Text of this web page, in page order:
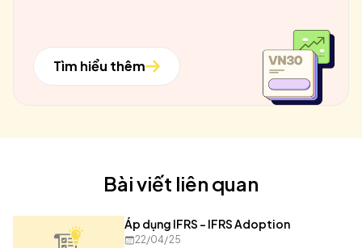
Tìm hiểu thêm
Bài viết liên quan
Áp dụng IFRS - IFRS Adoption
22/04/25